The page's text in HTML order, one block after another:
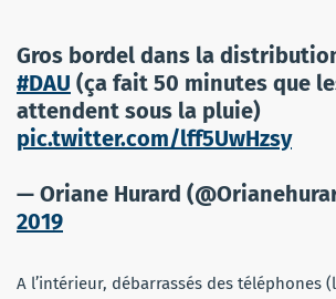
Gros bordel dans la
#DAU (ça fait 50 minutes que
attendent sous la pluie)
pic.twitter.com/lff5UwHzsy
— Oriane Hurard
2019
A l’intérieur, débarrassés des téléphones